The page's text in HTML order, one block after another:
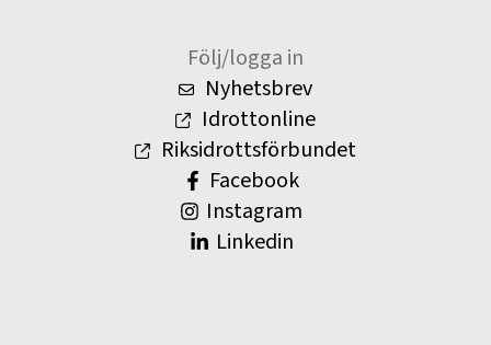
Följ/logga in
Nyhetsbrev
Idrottonline
Riksidrottsförbundet
Facebook
Instagram
Linkedin